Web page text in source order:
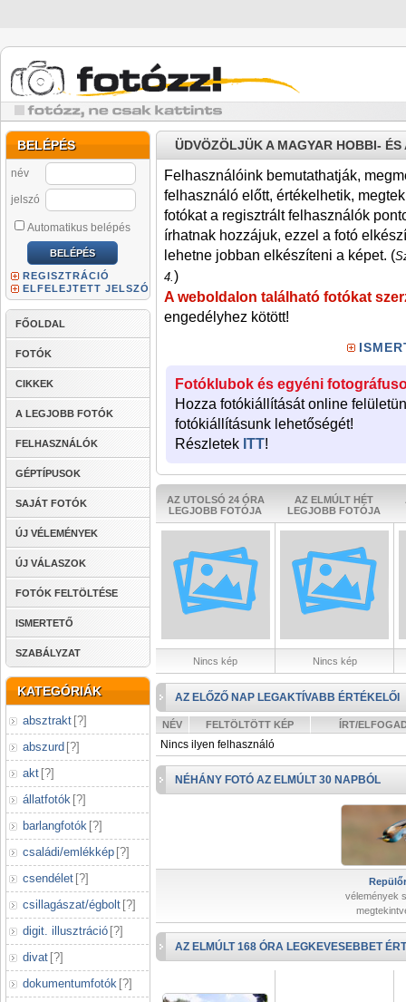
BELÉPÉS
név
jelszó
Automatikus belépés
REGISZTRÁCIÓ
ELFELEJTETT JELSZÓ
FŐOLDAL
FOTÓK
CIKKEK
A LEGJOBB FOTÓK
FELHASZNÁLÓK
GÉPTÍPUSOK
SAJÁT FOTÓK
ÚJ VÉLEMÉNYEK
ÚJ VÁLASZOK
FOTÓK FELTÖLTÉSE
ISMERTETŐ
SZABÁLYZAT
KATEGÓRIÁK
absztrakt [?]
abszurd [?]
akt [?]
állatfotók [?]
barlangfotók [?]
családi/emlékkép [?]
csendélet [?]
csillagászat/égbolt [?]
digit. illusztráció [?]
divat [?]
dokumentumfotók [?]
ÜDVÖZÖLJÜK A MAGYAR HOBBI-
Felhasználóink bemutathatják,
felhasználó előtt, értékelhetik,
fotókat a regisztrált felhasználók
írhatnak hozzájuk, ezzel a fotó
lehetne jobban elkészíteni a képet. (
4.)
A weboldalon található fotókat
engedélyhez kötött!
Fotóklubok és egyéni
Hozza fotókiállítását online
fotókiállításunk lehetőségét!
Részletek ITT!
AZ UTOLSÓ 24 ÓRA
LEGJOBB FOTÓJA
AZ ELMÚLT HÉT
LEGJOBB FOTÓJA
Nincs kép Nincs kép
AZ ELŐZŐ NAP LEGAKTÍVABB ÉRTÉKELŐI
NÉV FELTÖLTÖTT KÉP ÍRT/
Nincs ilyen felhasználó
NÉHÁNY FOTÓ AZ ELMÚLT 30 NAPBÓL
vélemények
AZ ELMÚLT 168 ÓRA LEGKEVESEBBET